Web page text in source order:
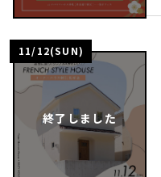
11/12(SUN)
終了しました